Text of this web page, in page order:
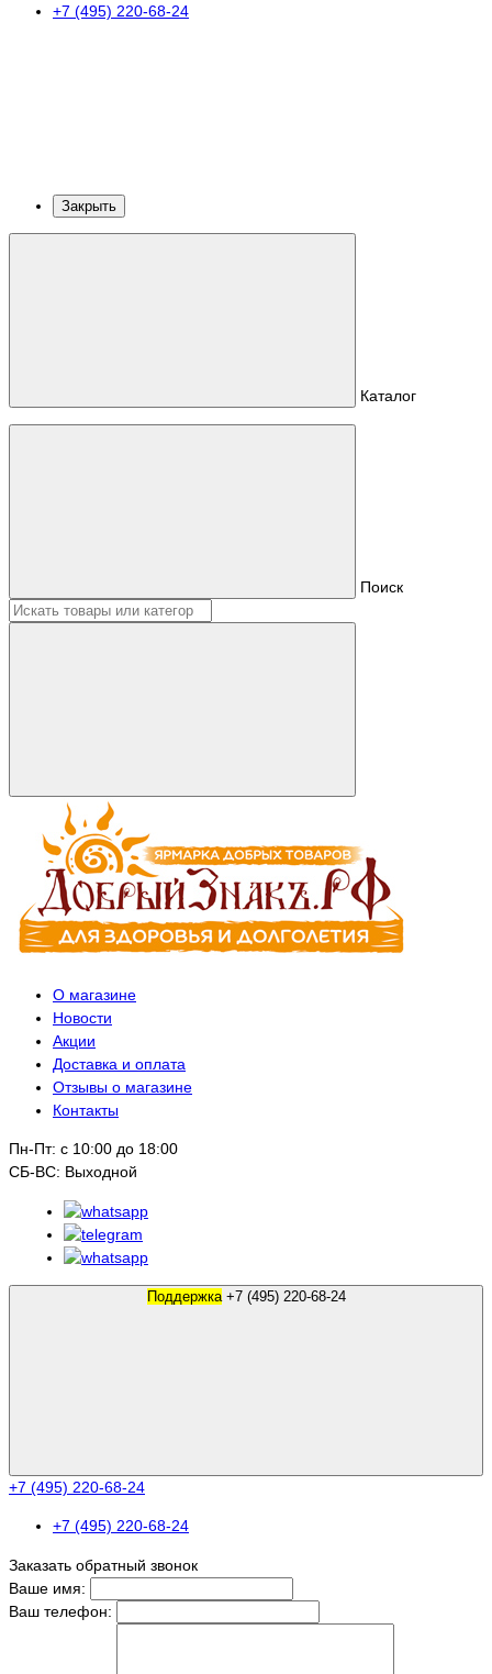
+7 (495) 220-68-24
Закрыть
Каталог
Поиск
О магазине
Новости
Акции
Доставка и оплата
Отзывы о магазине
Контакты
Пн-Пт: с 10:00 до 18:00
СБ-ВС: Выходной
Поддержка +7 (495) 220-68-24
+7 (495) 220-68-24
+7 (495) 220-68-24
Заказать обратный звонок
Ваше имя:
Ваш телефон: